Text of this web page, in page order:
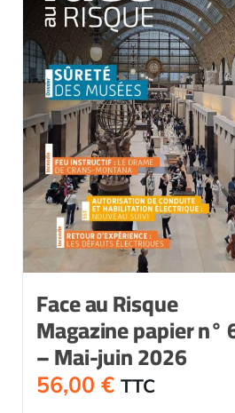
Face au Risque
Magazine papier n°
– Mai-juin 2026
56,00 € TTC